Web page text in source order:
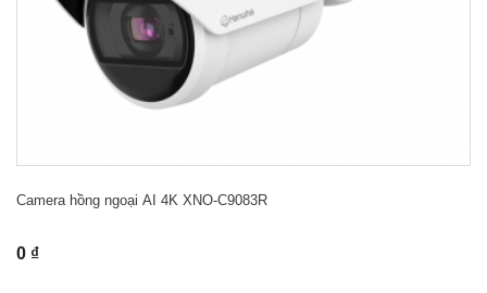
Camera hồng ngoại AI 4K XNO-C9083R
0 ₫